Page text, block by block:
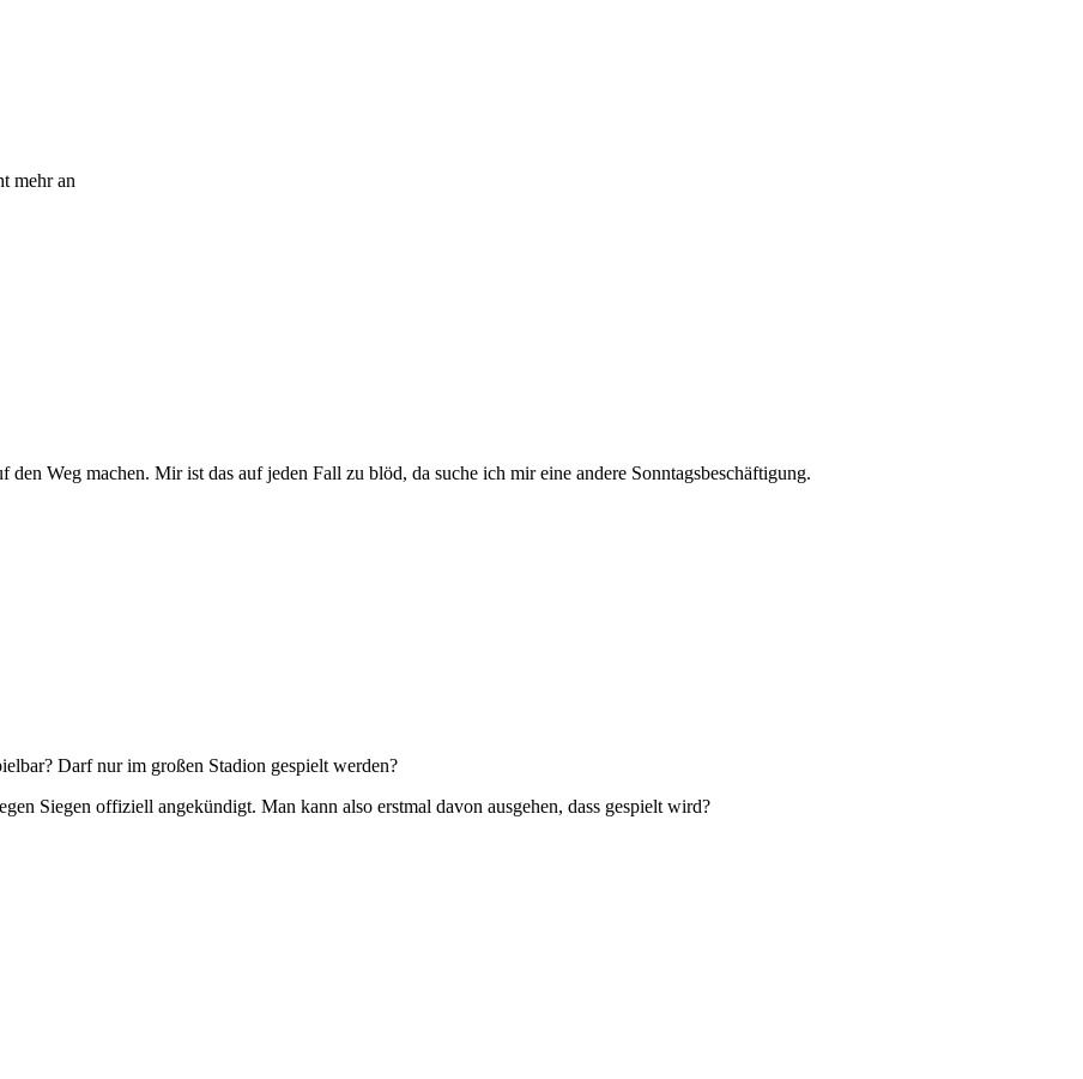
mehr an
Weg machen. Mir ist das auf jeden Fall zu blöd, da suche ich mir eine andere Sonntagsbeschäftigung.
Darf nur im großen Stadion gespielt werden?
Siegen offiziell angekündigt. Man kann also erstmal davon ausgehen, dass gespielt wird?